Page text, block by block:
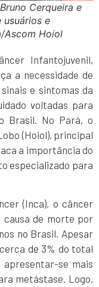
Cerqueira e
usuários e
Ascom Hoiol
Infantojuvenil,
a necessidade de
e sintomas da
voltadas para
Brasil. No Pará, o
(Hoiol), principal
a importância do
especializado para
(Inca), o câncer
de morte por
no Brasil. Apesar
de 3% do total
se mais
metástase. Logo,